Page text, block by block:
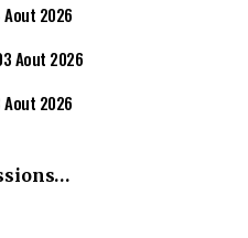
2026
Aout 2026
2026